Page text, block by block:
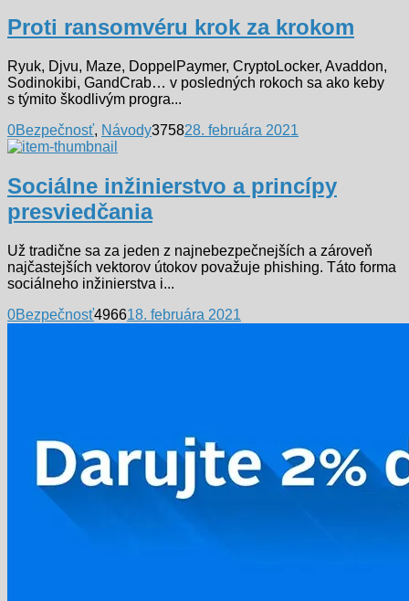
Proti ransomvéru krok za krokom
Ryuk, Djvu, Maze, DoppelPaymer, CryptoLocker, Avaddon,
Sodinokibi, GandCrab… v posledných rokoch sa ako keby
s týmito škodlivým progra...
0Bezpečnosť, Návody375828. februára 2021
Sociálne inžinierstvo a princípy
presviedčania
Už tradične sa za jeden z najnebezpečnejších a zároveň
najčastejších vektorov útokov považuje phishing. Táto forma
sociálneho inžinierstva i...
0Bezpečnosť496618. februára 2021